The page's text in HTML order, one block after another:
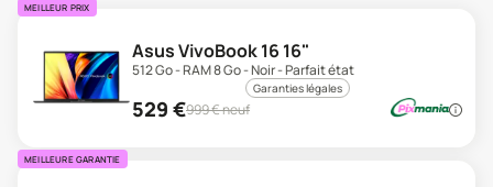
MEILLEUR PRIX
Asus VivoBook 16 16"
512 Go - RAM 8 Go - Noir - Parfait état
Garanties légales
529 €999€ neuf
MEILLEURE GARANTIE